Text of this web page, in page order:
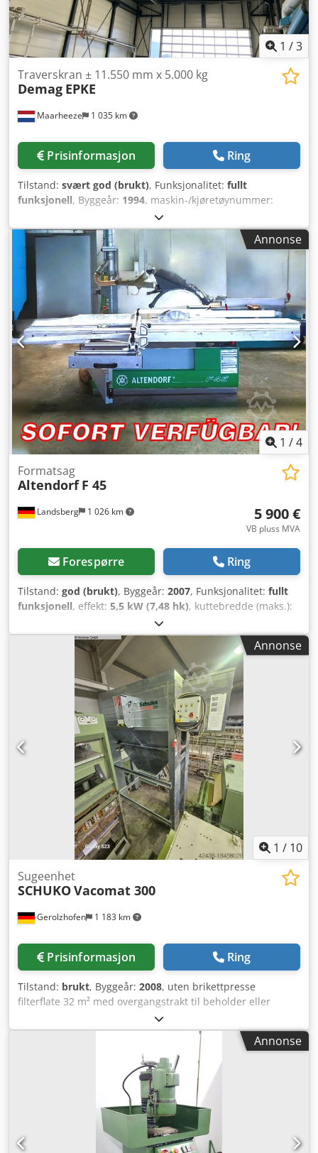
1 /3
Maarheeze 1 035 km
Traverskran ± 11.550 mm x 5.000 kg
Demag EPKE
Prisinformasjon Ring
Tilstand: svært god (brukt), Funksjonalitet: fullt
funksjonell, Byggeår: 1994, maskin-/kjøretøynummer:
, Traverskran ± 11.550 mm x 5.000 kg Chodpfxev
Ipvxe Akaea
Annonse
1 /4
Landsberg 1 026 km
Formatsag
Altendorf F 45
5 900 €
VB pluss MVA
Forespørre Ring
Tilstand: god (brukt), Byggeår: 2007, Funksjonalitet: fullt
funksjonell, effekt: 5,5 kW (7,48 hk), kuttebredde (maks.):
, sagbladets diameter:
av sagbladet:45 °, Utstyr:CE-merking, dokumentasjon /
manual, sagbladbeskyttelse
, Skjermstyring;
parallellanlegg; lagring av 20 programmer;
dobbeltrullebord 3000 mm; skjærebredde 1000 mm;
skjærehøyde 200 mm; bordforlengelse 840 mm; tre
hastigheter mulig: 3, 4, 5 o/min. Cjdpjy Nyuasfx Akasha
Annonse
1 / 10
Gerolzhofen 1 183 km
Sugeenhet
SCHUKOVacomat 300
Prisinformasjon Ring
Tilstand: brukt, Byggeår: 2008, uten brikettpresse
filterflate 32 m² med overgangstrakt til beholder eller
tilkobling til cellespjeldsluse Chedpfevxlqmex Akaoa brukt,
topp stand, lite brukt Fabrikat: Schuko Type: Vacomat 300
Byggeår: 2008 Renluftaggregat / undertrykk GS-støvtestet,
BIA-godkjent CE-typegodkjent Motor 7,5 kW
Tilkoblingsdiameter 300 mm Trykk pa. 3090 Luftmengde
5800 m³/h Styring Filtertrykkovervåker
Brannslukningsutstyr pulverapparat Nypris ca. 17.000,00
EUR Plassbehov ca. 3600 x 1590 x 2550 mm / 4400 mm
uten trakt Lagersted 97447 Gerolzhofen, fritt lastet, ikke
Annonse